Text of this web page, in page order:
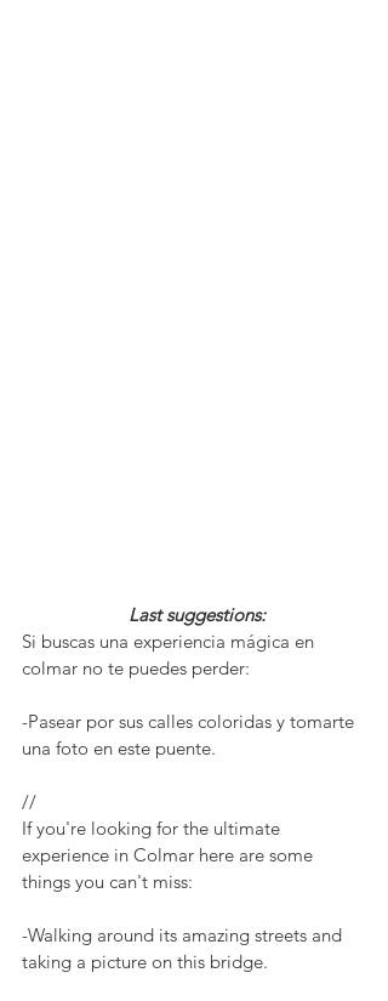
Last suggestions:
Si buscas una experiencia mágica en
colmar no te puedes perder:
-Pasear por sus calles coloridas y tomarte
una foto en este puente.
//
If you're looking for the ultimate
experience in Colmar here are some
things you can't miss:
-Walking around its amazing streets and
taking a picture on this bridge.